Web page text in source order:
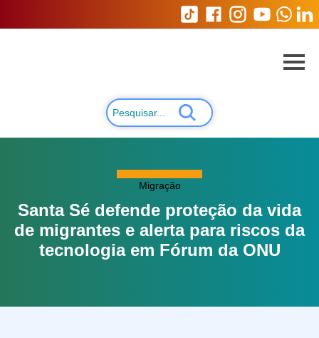
Migração
Santa Sé defende proteção da vida
de migrantes e alerta para riscos da
tecnologia em Fórum da ONU